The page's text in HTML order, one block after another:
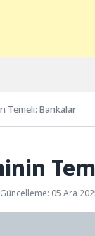
Temeli: Bankalar
Güncelleme: 05 Ara